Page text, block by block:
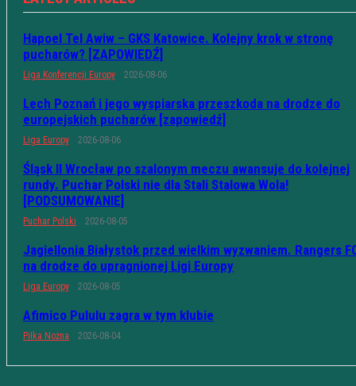
Hapoel Tel Awiw – GKS Katowice. Kolejny krok w stronę
pucharów? [ZAPOWIEDŹ]
Liga Konferencji Europy 2026-08-06
Lech Poznań i jego wyspiarska przeszkoda na drodze do
europejskich pucharów [zapowiedź]
Liga Europy 2026-08-06
Śląsk II Wrocław po szalonym meczu awansuje do kolejnej
rundy. Puchar Polski nie dla Stali Stalowa Wola!
[PODSUMOWANIE]
Puchar Polski 2026-08-05
Jagiellonia Białystok przed wielkim wyzwaniem. Rangers
na drodze do upragnionej Ligi Europy
Liga Europy 2026-08-05
Afimico Pululu zagra w tym klubie
Piłka Nożna 2026-08-04